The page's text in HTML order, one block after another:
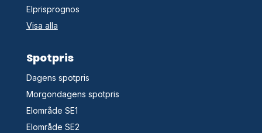
Elprisprognos
Visa alla
Spotpris
Dagens spotpris
Morgondagens spotpris
Elområde SE1
Elområde SE2